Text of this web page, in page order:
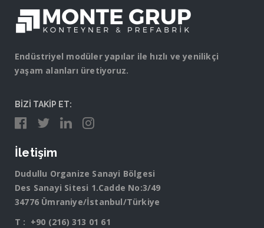
Endüstriyel modüler yapılar ile hızlı ve yenilikçi
yaşam alanları üretiyoruz.
BİZİ TAKİP ET:
İletişim
Dudullu Organize Sanayi Bölgesi
Des Sanayi Sitesi 1.Cadde No:3/49
34776 Ümraniye/İstanbul/Türkiye
T : +90 (216) 313 01 61